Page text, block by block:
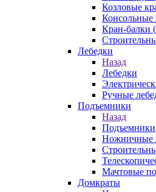
Козловые
Консольные
Кран-балки
Лебедки
Назад
Лебедки
Ручные
Подъемники
Назад
Подъемники
Ножничные
Мачтовые
Домкраты